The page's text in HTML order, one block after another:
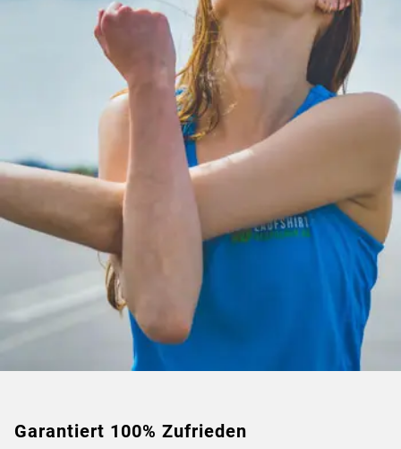
Garantiert 100% Zufrieden